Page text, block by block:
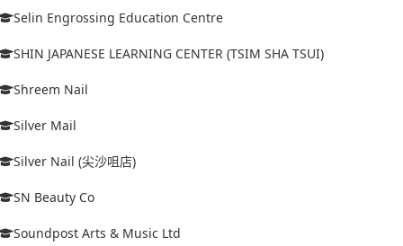
Selin Engrossing Education Centre
SHIN JAPANESE LEARNING CENTER (TSIM SHA TSUI)
Shreem Nail
Silver Mail
Silver Nail (尖沙咀店)
SN Beauty Co
Soundpost Arts & Music Ltd